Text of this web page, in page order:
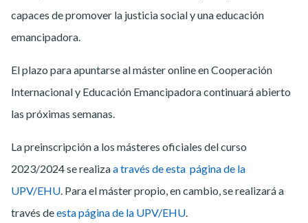
capaces de promover la justicia social y una educación
emancipadora.
El plazo para apuntarse al máster online en Cooperación
Internacional y Educación Emancipadora continuará abierto
las próximas semanas.
La preinscripción a los másteres oficiales del curso
2023/2024 se realizaa través de esta página de la
UPV/EHU. Para el máster propio, en cambio, se realizará a
través deesta página de la UPV/EHU.